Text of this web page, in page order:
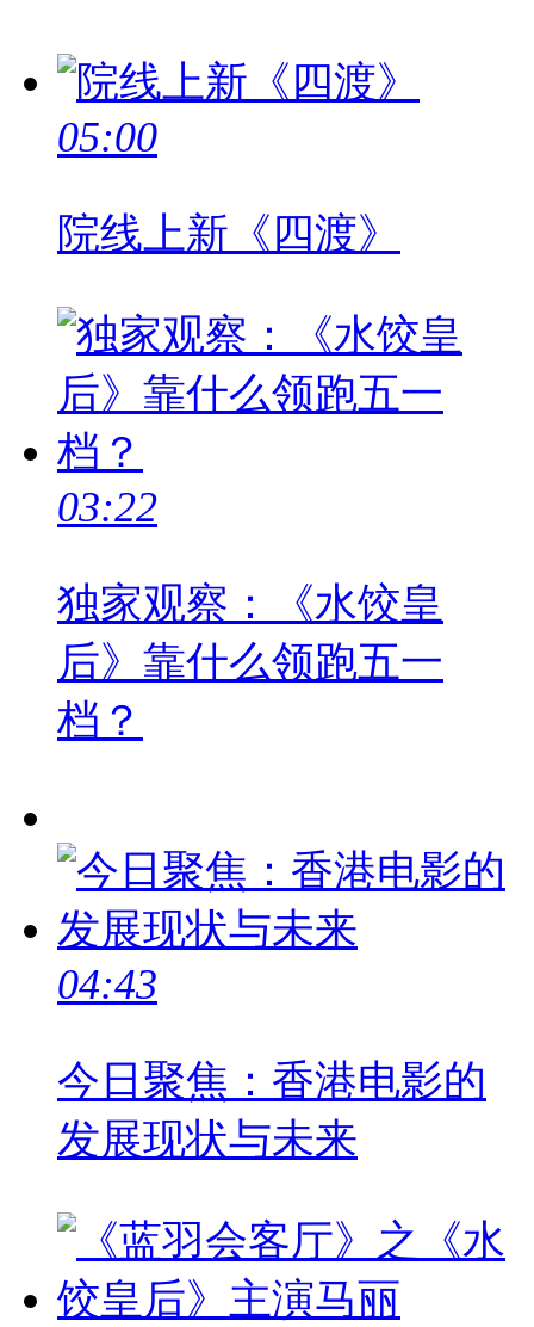
05:00
院线上新《四渡》
03:22
独家观察：《水饺皇
后》靠什么领跑五一
档？
04:43
今日聚焦：香港电影的
发展现状与未来